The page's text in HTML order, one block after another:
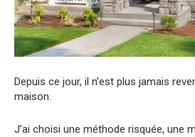
Depuis ce jour, il n’est plus jamais
maison.
J’ai choisi une méthode risquée, une